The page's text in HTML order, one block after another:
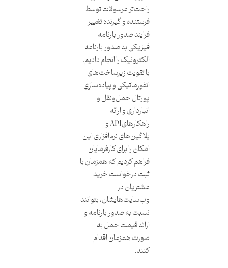
راحت‌تر مرسولات توسط
فرستنده و گیرنده تغییر
فرایند صدور بارنامه
فیزیکی به صدور بارنامه
الکترونیک را انجام دادیم.
با تقویت زیرساخت‌های
انفورماتیکی و پیاده‌سازی
پورتال حمل‌و‌نقل و
انبارداری و ارائه
راهکارهایAPI و
پلاگین‌های نرم‌افزاری این
امکان را برای کارفرمایان
فراهم کردیم که همزمان با
ثبت درخواست خرید
مشتریان در
وب‌سایت‌هایشان، بتوانند
نسبت به صدور بارنامه و
ارائه قیمت حمل به
صورت همزمان اقدام
کنند.